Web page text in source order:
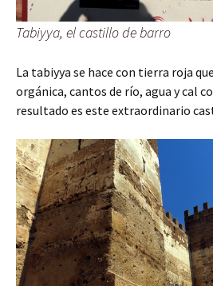
Tabiyya, el castillo de barro
La tabiyya se hace con tierra roja
orgánica, cantos de río, agua y cal
resultado es este extraordinario